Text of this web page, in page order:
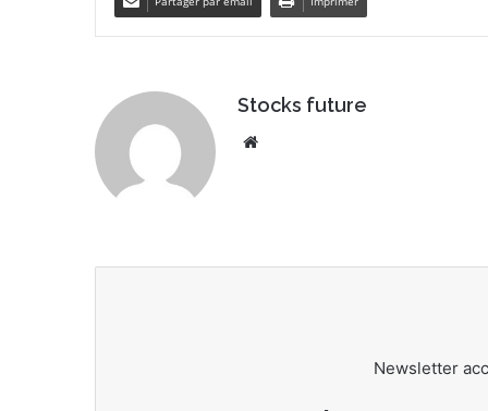
Stocks future
Newsletter